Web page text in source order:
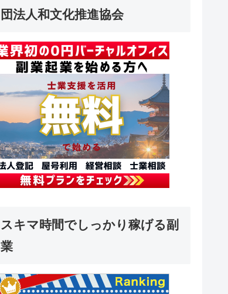
団法人和文化推進協会
スキマ時間でしっかり稼げる副
業